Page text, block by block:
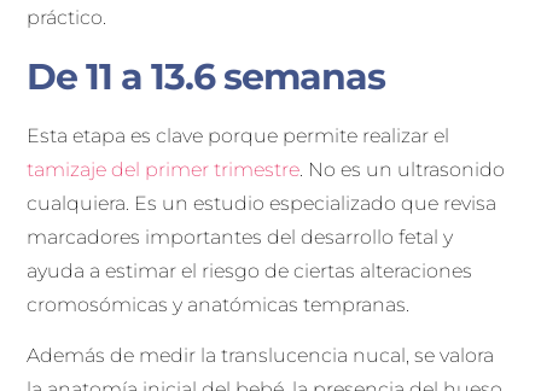
práctico.
De 11 a 13.6 semanas
Esta etapa es clave porque permite realizar el
tamizaje del primer trimestre . No es un ultrasonido
cualquiera. Es un estudio especializado que revisa
marcadores importantes del desarrollo fetal y
ayuda a estimar el riesgo de ciertas alteraciones
cromosómicas y anatómicas tempranas.
Además de medir la translucencia nucal, se valora